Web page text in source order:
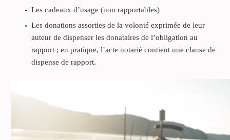
Les cadeaux d’usage (non rapportables)
Les donations assorties de la volonté exprimée de leur
auteur de dispenser les donataires de l’obligation au
rapport ; en pratique, l’acte notarié contient une clause de
dispense de rapport.